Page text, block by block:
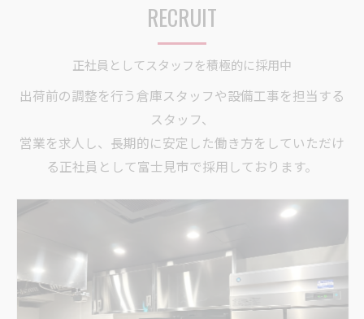
正社員としてスタッフを積極的に採用中
RECRUIT
出荷前の調整を行う倉庫スタッフや設備工事を担当する
スタッフ、
営業を求人し、長期的に安定した働き方をしていただけ
る正社員として富士見市で採用しております。